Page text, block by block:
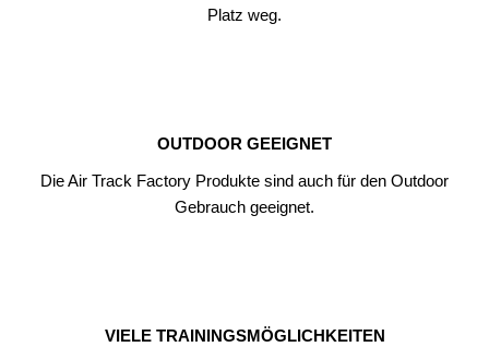
Platz weg.
OUTDOOR GEEIGNET
Die Air Track Factory Produkte sind auch für den Outdoor
Gebrauch geeignet.
VIELE TRAININGSMÖGLICHKEITEN